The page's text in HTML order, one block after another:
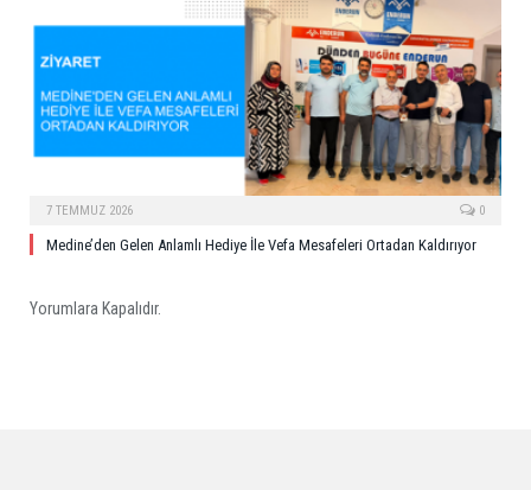
7 TEMMUZ 2026 0
Medine’den Gelen Anlamlı Hediye İle Vefa Mesafeleri Ortadan Kaldırıyor
Yorumlara Kapalıdır.